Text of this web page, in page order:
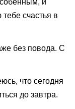
и
счастья в
без повода. С
что сегодня
до завтра.